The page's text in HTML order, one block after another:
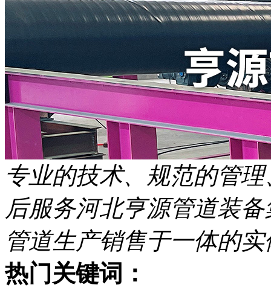
专业的技术、规范的管
后服务河北亨源管道装
管道生产销售于一体的
热门关键词：